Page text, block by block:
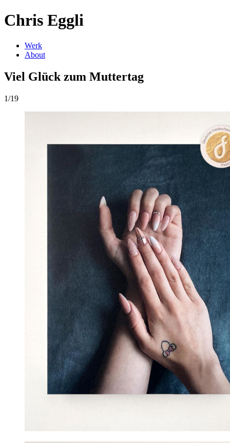
Chris Eggli
Werk
About
Viel Glück zum Muttertag
1/19